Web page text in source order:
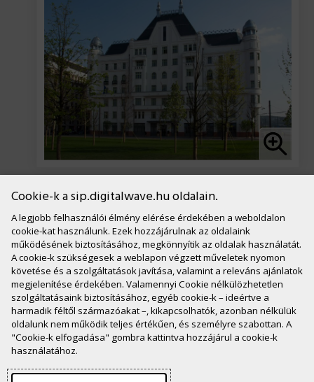
Kapcsolat
E-mail: iroda [kukac] sipzrt.hu
Székhely: 1055 Budapest, Kossuth Lajos tér 1-3.
Steindl Imre Program Nonprofit Zrt.
Cookie-k a sip.digitalwave.hu oldalain.
A legjobb felhasználói élmény elérése érdekében a weboldalon
cookie-kat használunk. Ezek hozzájárulnak az oldalaink
működésének biztosításához, megkönnyítik az oldalak használatát.
A cookie-k szükségesek a weblapon végzett műveletek nyomon
követése és a szolgáltatások javítása, valamint a releváns ajánlatok
megjelenítése érdekében. Valamennyi Cookie nélkülözhetetlen
szolgáltatásaink biztosításához, egyéb cookie-k – ideértve a
harmadik féltől származóakat –, kikapcsolhatók, azonban nélkülük
oldalunk nem működik teljes értékűen, és személyre szabottan. A
"Cookie-k elfogadása" gombra kattintva hozzájárul a cookie-k
használatához.